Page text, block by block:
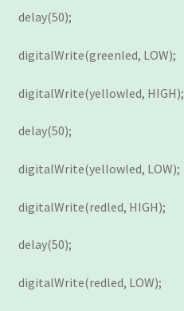
delay(50);
digitalWrite(greenled, LOW);
digitalWrite(yellowled, HIGH);
delay(50);
digitalWrite(yellowled, LOW);
digitalWrite(redled, HIGH);
delay(50);
digitalWrite(redled, LOW);